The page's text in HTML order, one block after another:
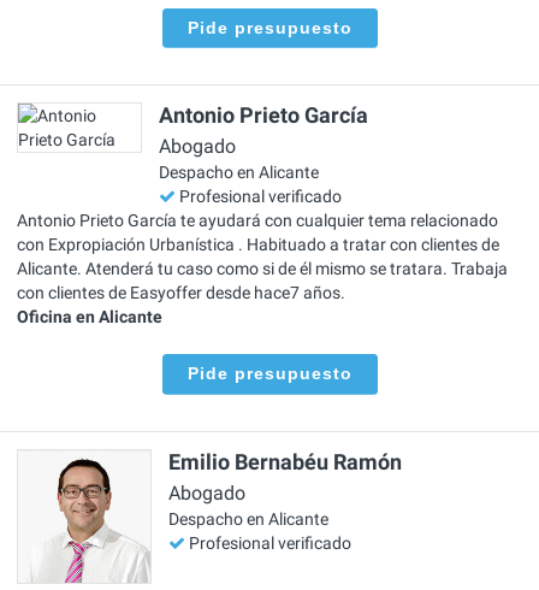
Pide presupuesto
Antonio Prieto García
Abogado
Despacho en Alicante
Profesional verificado
Antonio Prieto García te ayudará con cualquier tema relacionado
con Expropiación Urbanística . Habituado a tratar con clientes de
Alicante. Atenderá tu caso como si de él mismo se tratara. Trabaja
con clientes de Easyoffer desde hace7 años.
Oficina en Alicante
Pide presupuesto
Emilio Bernabéu Ramón
Abogado
Despacho en Alicante
Profesional verificado